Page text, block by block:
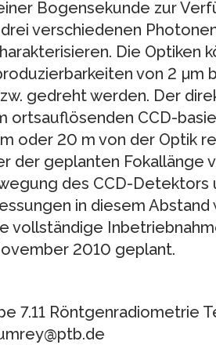
Bogensekunde zur
verschiedenen
Die Optiken
von 2 µm
gedreht werden. Der
ortsauflösenden CCD-
oder 20 m von der Optik
der geplanten Fokallänge
des CCD-Detektors
in diesem Abstand
vollständige
2010 geplant.
7.11 Röntgenradiometrie